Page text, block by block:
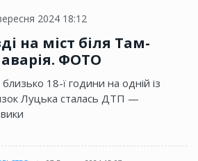
2024 18:12
на міст біля Там-
ФОТО
18-ї години на одній із
Луцька сталась ДТП —